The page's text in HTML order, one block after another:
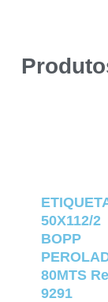
50X112/2
BOPP
80MTS
9291